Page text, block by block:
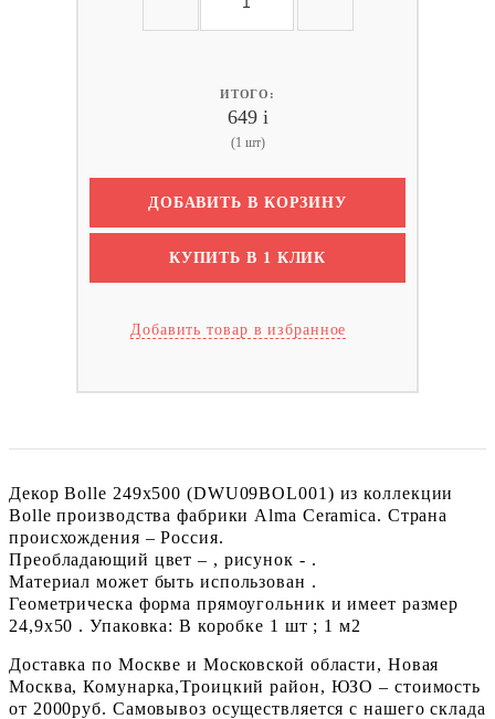
ИТОГО:
649 i
(1 шт)
ДОБАВИТЬ В КОРЗИНУ
КУПИТЬ В 1 КЛИК
Добавить товар в избранное
Декор Bolle 249x500 (DWU09BOL001) из коллекции
Bolle производства фабрики Alma Ceramica. Страна
происхождения – Россия.
Преобладающий цвет – , рисунок - .
Материал может быть использован .
Геометрическа форма прямоугольник и имеет размер
24,9x50 . Упаковка: В коробке 1 шт ; 1 м2
Доставка по Москве и Московской области, Новая
Москва, Комунарка,Троицкий район, ЮЗО – стоимость
от 2000руб. Самовывоз осуществляется с нашего склада